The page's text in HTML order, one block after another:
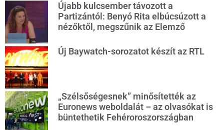
Újabb kulcsember távozott a
Partizántól: Benyó Rita elbúcsúzott a
nézőktől, megszűnik az Elemző
Új Baywatch-sorozatot készít az RTL
„Szélsőségesnek” minősítették az
Euronews weboldalát – az olvasókat is
büntethetik Fehéroroszországban